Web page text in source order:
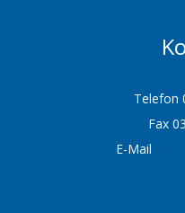
Telefon
Fax
E-Mail